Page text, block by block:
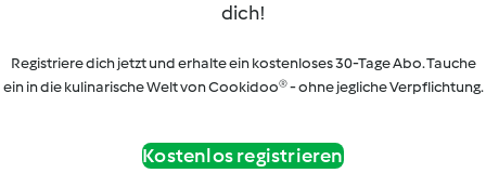
dich!
Registriere dich jetzt und erhalte ein kostenloses 30-Tage Abo. Tauche
ein in die kulinarische Welt von Cookidoo® - ohne jegliche Verpflichtung.
Kostenlos registrieren